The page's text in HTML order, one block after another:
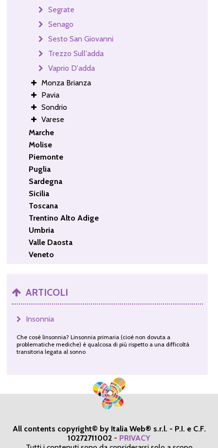
Segrate
Senago
Sesto San Giovanni
Trezzo Sull'adda
Vaprio D'adda
Monza Brianza
Pavia
Sondrio
Varese
Marche
Molise
Piemonte
Puglia
Sardegna
Sicilia
Toscana
Trentino Alto Adige
Umbria
Valle Daosta
Veneto
ARTICOLI
Insonnia
Che cosè linsonnia? Linsonnia primaria (cioè non dovuta a
problematiche mediche) è qualcosa di più rispetto a una difficoltà
transitoria legata al sonno
All contents copyright© by Italia Web® s.r.l. - P.I. e C.F.
10272711002 - PRIVACY